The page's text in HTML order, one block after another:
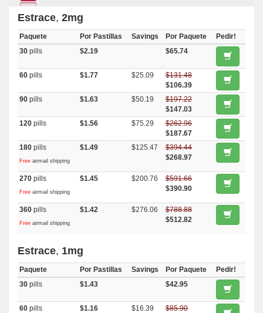
Estrace, 2mg
Paquete Por Pastillas Savings Por Paquete
Pedir!
30 pills $2.19 $65.74
60 pills $1.77 $25.09
$131.48
$106.39
90 pills $1.63 $50.19
$197.22
$147.03
120 pills $1.56 $75.29
$262.96
$187.67
180 pills
Free airmail shipping
$1.49 $125.47
$394.44
$268.97
270 pills
Free airmail shipping
$1.45 $200.76
$591.66
$390.90
360 pills
Free airmail shipping
$1.42 $276.06
$788.88
$512.82
Estrace, 1mg
Paquete Por Pastillas Savings Por Paquete
Pedir!
30 pills $1.43 $42.95
60 pills $1.16 $16.39
$85.90